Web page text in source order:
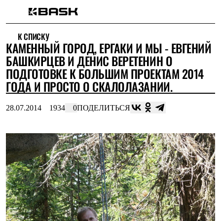
Интернет-магазин
Мужская одежда
Утепленная пухом
Куртки
Брюки
Жилеты
Комбинезоны
Куртки
Куртки
Брюки
Софтшелл одежда
Куртки
Брюки
Флисовая одежда
Куртки
Брюки
Жилеты
К СПИСКУ
КАМЕННЫЙ ГОРОД, ЕРГАКИ И МЫ - ЕВГЕНИЙ
БАШКИРЦЕВ И ДЕНИС ВЕРЕТЕНИН О
ПОДГОТОВКЕ К БОЛЬШИМ ПРОЕКТАМ 2014
ГОДА И ПРОСТО О СКАЛОЛАЗАНИИ.
28.07.2014 1934 0ПОДЕЛИТЬСЯ